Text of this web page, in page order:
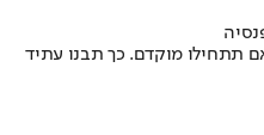
תתחילו מוקדם. כך תבנו עתיד